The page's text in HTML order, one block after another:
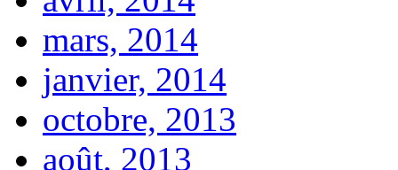
mars, 2014
janvier, 2014
octobre, 2013
août, 2013